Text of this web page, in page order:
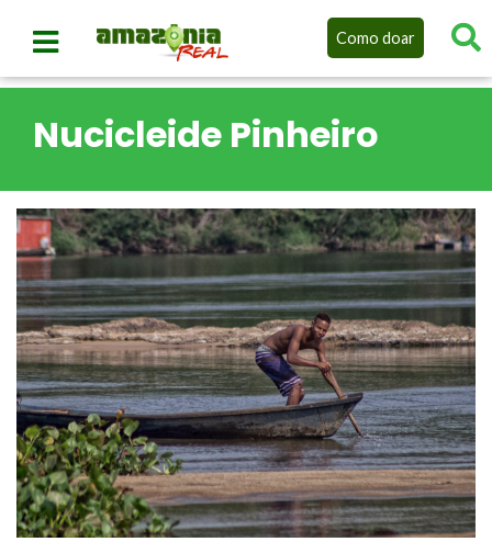
Como doar
Nucicleide Pinheiro